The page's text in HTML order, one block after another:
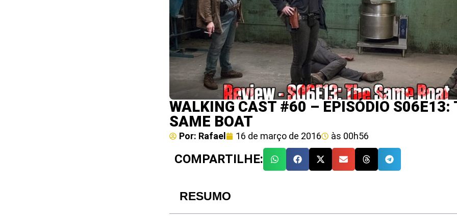
WALKING CAST #60 – EPISÓDIO S06E13:
SAME BOAT
Por: Rafael 16 de março de 2016 às 00h56
COMPARTILHE:
RESUMO